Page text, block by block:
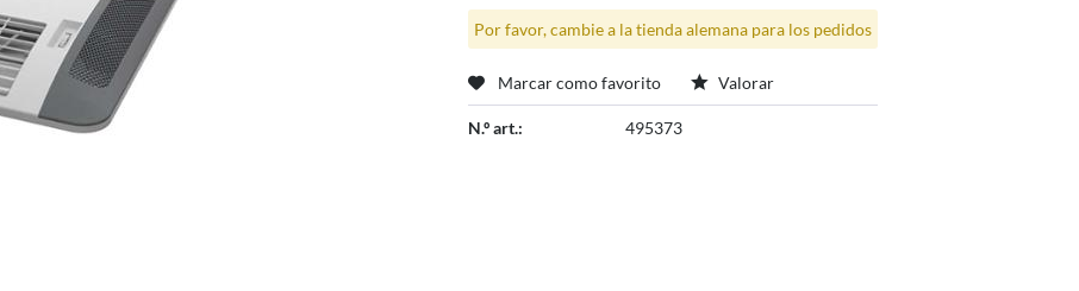
Por favor, cambie a la tienda alemana para los pedidos
Marcar como favorito Valorar
N.º art.: 495373